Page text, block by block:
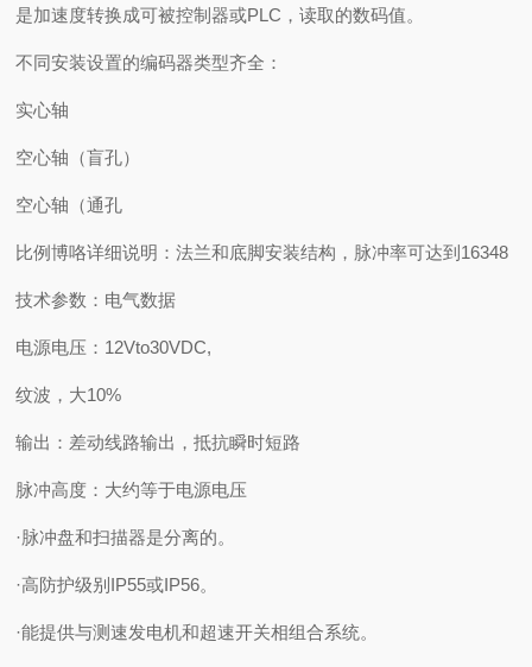
是加速度转换成可被控制器或PLC，读取的数码值。
不同安装设置的编码器类型齐全：
实心轴
空心轴（盲孔）
空心轴（通孔
比例博咯详细说明：法兰和底脚安装结构，脉冲率可达到16348
技术参数：电气数据
电源电压：12Vto30VDC,
纹波，大10%
输出：差动线路输出，抵抗瞬时短路
脉冲高度：大约等于电源电压
·脉冲盘和扫描器是分离的。
·高防护级别IP55或IP56。
·能提供与测速发电机和超速开关相组合系统。